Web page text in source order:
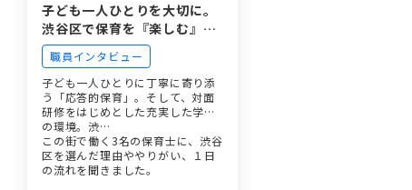
子ども一人ひとりを大切に。
渋谷区で保育を『楽しむ』と
いう選択 〜渋谷区立保育園で
働く3人の声〜
職員インタビュー
子ども一人ひとりに丁寧に寄り添
う「応答的保育」。そして、対面
研修をはじめとした充実した学び
の環境。渋…
この街で働く3名の保育士に、渋谷
区を選んだ理由ややりがい、１日
の流れを聞きました。